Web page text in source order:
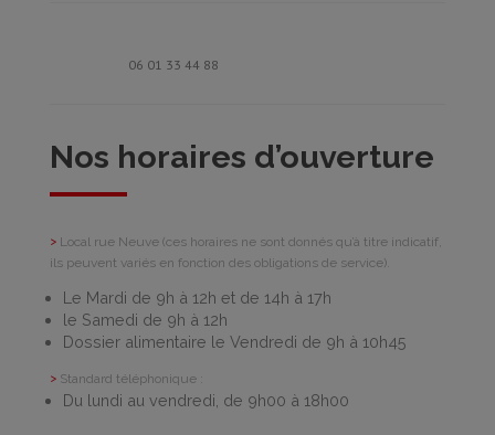
06 01 33 44 88
Nos horaires d’ouverture
>Local rue Neuve (ces horaires ne sont donnés qu’à titre indicatif,
ils peuvent variés en fonction des obligations de service).
Le Mardi de 9h à 12h et de 14h à 17h
le Samedi de 9h à 12h
Dossier alimentaire le Vendredi de 9h à 10h45
>Standard téléphonique :
Du lundi au vendredi, de 9h00 à 18h00